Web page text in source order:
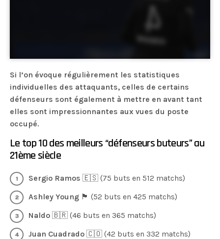
Si l’on évoque régulièrement les statistiques
individuelles des attaquants, celles de certains
défenseurs sont également à mettre en avant tant
elles sont impressionnantes aux vues du poste
occupé.
Le top 10 des meilleurs “défenseurs buteurs” au
21ème siècle
Sergio Ramos 🇪🇸 (75 buts en 512 matchs)
Ashley Young 🏴󠁧󠁢󠁥󠁮󠁧󠁿 (52 buts en 425 matchs)
Naldo 🇧🇷 (46 buts en 365 matchs)
Juan Cuadrado 🇨🇴 (42 buts en 332 matchs)